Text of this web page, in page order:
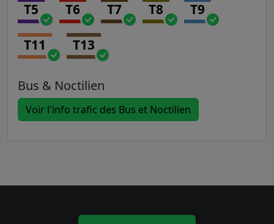
T5 T6 T7 T8 T9
T11 T13
Bus & Noctilien
Voir l'info trafic des Bus et Noctilien